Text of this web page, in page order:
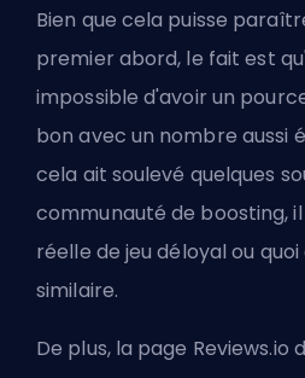
Bien que cela puisse
premier abord, le fait est
impossible d'avoir un
bon avec un nombre aussi
cela ait soulevé quelques
communauté de boosting,
réelle de jeu déloyal ou
similaire.
De plus, la page Reviews.io